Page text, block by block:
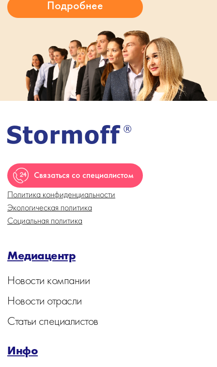
Связаться со специалистом
Политика конфиденциальности
Экологическая политика
Социальная политика
Медиацентр
Новости компании
Новости отрасли
Статьи специалистов
Инфо